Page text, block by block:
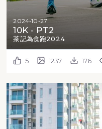
2024-10-27
10K - PT2
茶記為食跑2024
5 1237 176